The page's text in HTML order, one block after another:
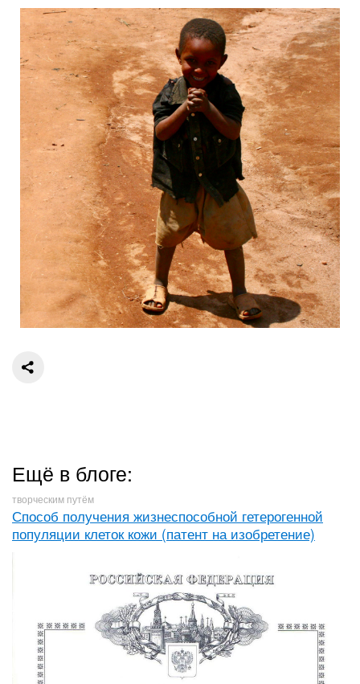
Ещё в блоге:
творческим путём
Способ получения жизнеспособной гетерогенной
популяции клеток кожи (патент на изобретение)